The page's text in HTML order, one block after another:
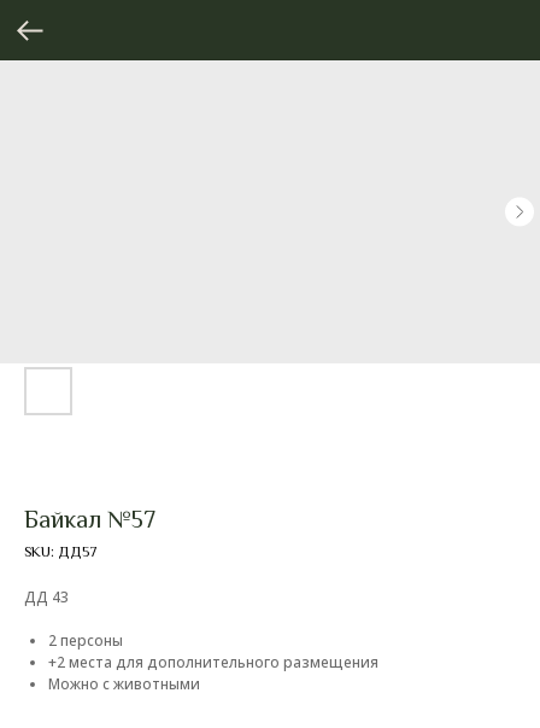
Байкал №57
SKU: ДД57
ДД 43
2 персоны
+2 места для дополнительного размещения
Можно с животными